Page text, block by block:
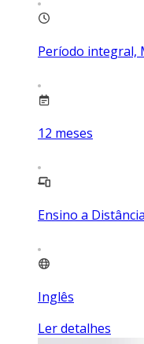
Período integral,
12 meses
Ensino a
Inglês
Ler detalhes